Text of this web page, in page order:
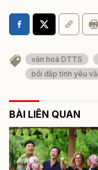
văn hoá DTTS
bồi đắp tình yêu
BÀI LIÊN QUAN